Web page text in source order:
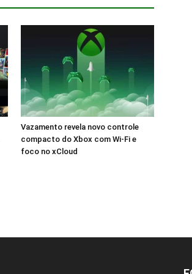
Vazamento revela novo controle
compacto do Xbox com Wi-Fi e
foco no xCloud